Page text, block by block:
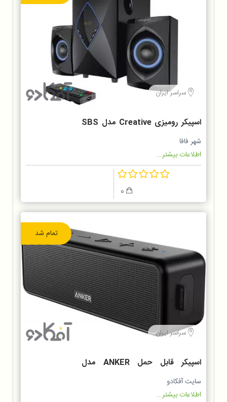
سراسر ایران
اسپیکر رومیزی Creative مدل SBS
E2800
شهر فافا
اطلاعات بیشتر...
تمام شد
سراسر ایران
اسپیکر قابل حمل ANKER مدل
A3106
سایت آفکادو
اطلاعات بیشتر...